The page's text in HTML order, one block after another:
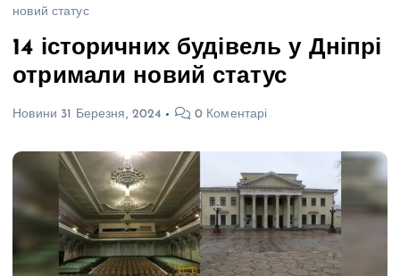
новий статус
14 історичних будівель у Дніпрі
отримали новий статус
Новини 31 Березня, 2024 0 Коментарі